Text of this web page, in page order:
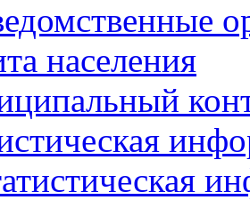
населения